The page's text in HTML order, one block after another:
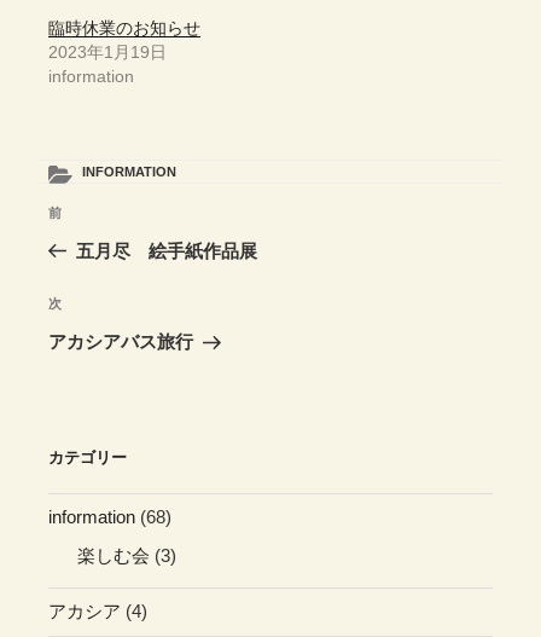
臨時休業のお知らせ
2023年1月19日
information
カ
ー
INFORMATION
投
ビ
ゲ
ン
前
の
稿
前
五月尽 絵手紙作品展
次
の
次
アカシアバス旅行
カテゴリー
information (68)
楽しむ会 (3)
アカシア (4)